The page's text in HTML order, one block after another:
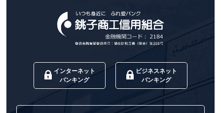
インターネット
バンキング
ビジネスネット
バンキング